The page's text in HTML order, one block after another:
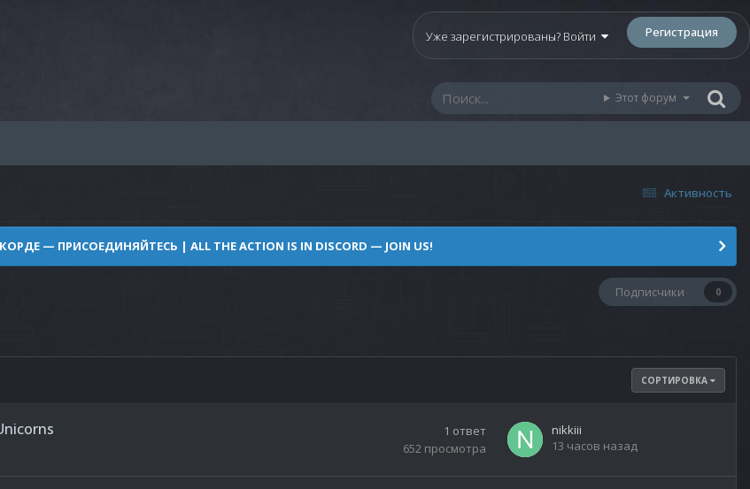
Уже зарегистрированы? Войти Регистрация
Этот форум
Активность
— ПРИСОЕДИНЯЙТЕСЬ | ALL THE ACTION IS IN DISCORD — JOIN US!
Подписчики 0
СОРТИРОВКА
1 ответ
652 просмотра
nikkiii
13 часов назад